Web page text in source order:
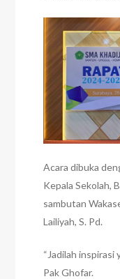
Acara dibuka
Kepala Sekolah,
sambutan
Lailiyah, S. Pd.
“Jadilah inspirasi
Pak Ghofar.